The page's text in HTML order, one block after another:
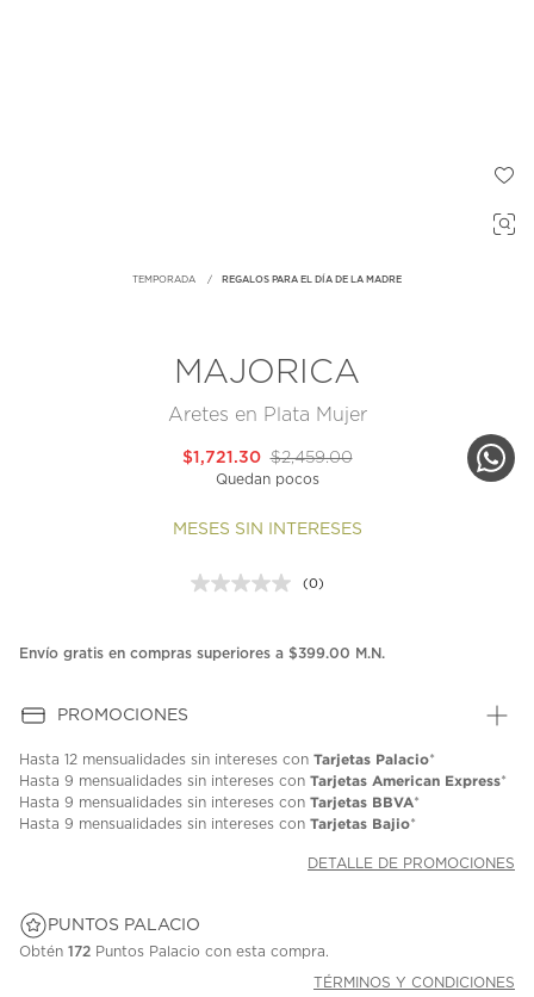
TEMPORADA REGALOS PARA EL DÍA DE LA MADRE
MAJORICA
Aretes en Plata Mujer
$2,459.00
$1,721.30
Quedan pocos
MESES SIN INTERESES
Sin
en
(0)
Envío gratis en compras superiores a $399.00 M.N.
PROMOCIONES
Hasta 12 mensualidades sin intereses con Tarjetas Palacio*
Hasta 9 mensualidades sin intereses con Tarjetas American Express*
Hasta 9 mensualidades sin intereses con Tarjetas BBVA*
Hasta 9 mensualidades sin intereses con Tarjetas Bajio*
DETALLE DE PROMOCIONES
PUNTOS PALACIO
Obtén 172 Puntos Palacio con esta compra.
TÉRMINOS Y CONDICIONES